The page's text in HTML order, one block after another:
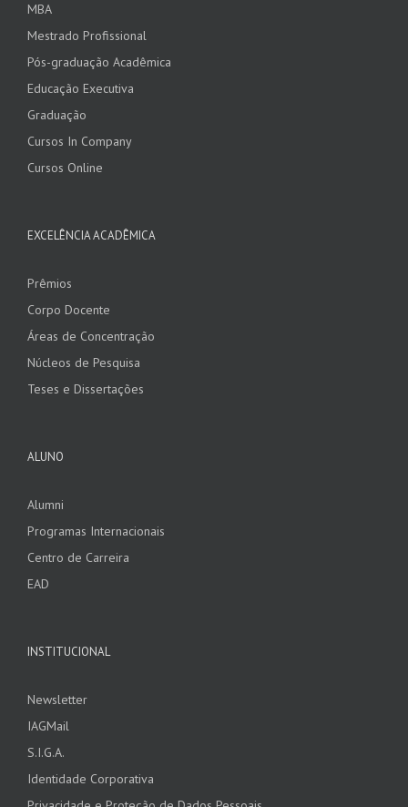
MBA
Mestrado Profissional
Pós-graduação Acadêmica
Educação Executiva
Graduação
Cursos In Company
Cursos Online
EXCELÊNCIA ACADÊMICA
Prêmios
Corpo Docente
Áreas de Concentração
Núcleos de Pesquisa
Teses e Dissertações
ALUNO
Alumni
Programas Internacionais
Centro de Carreira
EAD
INSTITUCIONAL
Newsletter
IAGMail
S.I.G.A.
Identidade Corporativa